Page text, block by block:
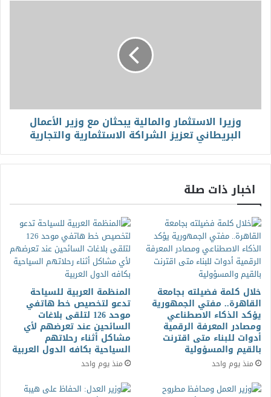
وزيرا الاستثمار والمالية يبحثان مع وزير الأعمال
البريطاني تعزيز الشراكة الاستثمارية والتجارية
اخبار ذات صلة
خلال كلمة فضيلته بجامعة
القاهرة.. مفتي الجمهورية
يؤكد الذكاء الاصطناعي
ومصادر المعرفة الرقمية
أدوات للبناء متى اقترنت
بالقيم والمسؤولية
منذ يوم واحد
المنظمة العربية للسياحة
تدعو لتخصيص خط هاتفي
موحد 126 لتلقى بلاغات
السائحين عند تعرضهم لأي
مشاكل أثناء رحلاتهم
السياحية بكافه الدول العربية
منذ يوم واحد